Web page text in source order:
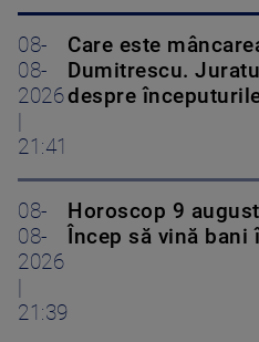
08-
08-
2026
21:41
Care este
Dumitrescu.
despre
08-
08-
2026
21:39
Horoscop 9
Încep să vină bani